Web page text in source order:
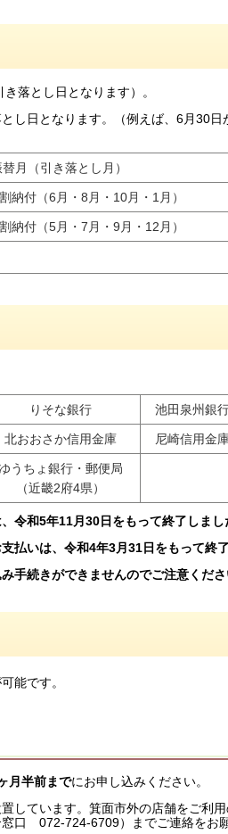
落とし日となります）。
し日となります。（例えば、6月30日
月（引き落とし月）
納付（6月・8月・10月・1月）
納付（5月・7月・9月・12月）
りそな銀行 池田泉州銀
北おおさか信用金庫 尼崎信用金
ゆうちょ銀行・郵便局
（近畿2府4県）
令和5年11月30日をもって終了しまし
払いは、令和4年3月31日をもって終了
手続きができませんのでご注意くださ
能です。
月半前までにお申し込みください。
しています。箕面市外の店舗をご利
口 072-724-6709）までご連絡をお願